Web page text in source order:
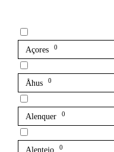
Açores 0
Åhus 0
Alenquer 0
Alentejo 0